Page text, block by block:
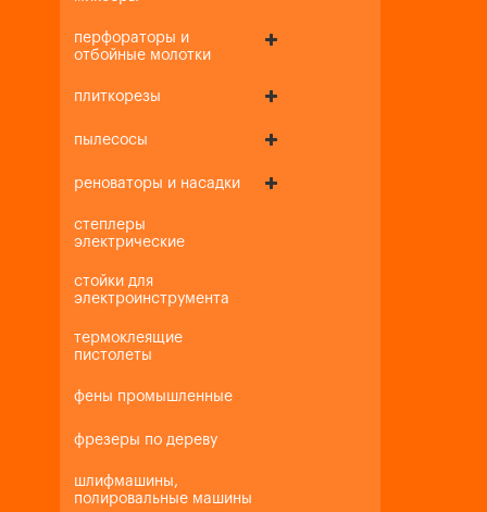
перфораторы и
отбойные молотки
плиткорезы
пылесосы
реноваторы и насадки
степлеры
электрические
стойки для
электроинструмента
термоклеящие
пистолеты
фены промышленные
фрезеры по дереву
шлифмашины,
полировальные машины